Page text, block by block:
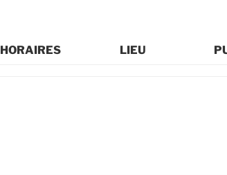
HORAIRES LIEU